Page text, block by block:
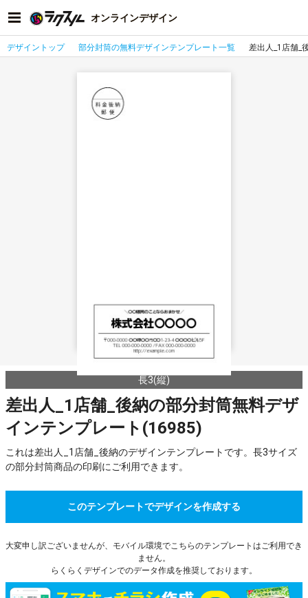
オンラインデザイン
デザイントップ 部分封筒の無料デザインテンプレート一覧 差出人_1店舗_
長3(縦)
差出人_1店舗_後納の部分封筒無料デザ
インテンプレート(16985)
これは差出人_1店舗_後納のデザインテンプレートです。長3サイズ
の部分封筒商品の印刷にご利用できます。
このテンプレートでデザインを作成する
大変申し訳ございませんが、モバイル環境でこちらのテンプレートはご利用でき
ません。
らくらくデザインでのデータ作成を推奨しております。